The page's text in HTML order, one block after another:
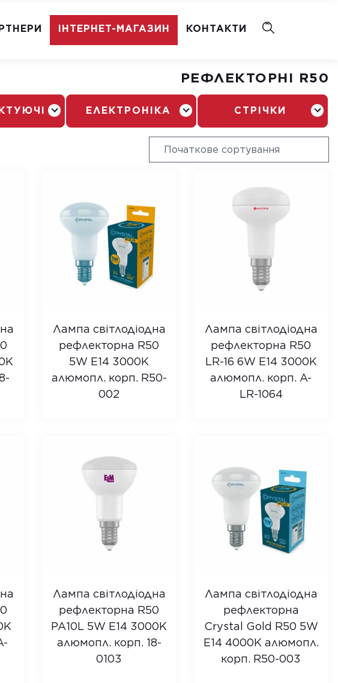
ІНТЕРНЕТ-МАГАЗИН КОНТАКТИ
РЕФЛЕКТОРНІ R50
ЕЛЕКТРОНІКА СТРІЧКИ
Лампа світлодіодна
рефлекторна R50
5W E14 3000K
алюмопл. корп. R50-
002
Лампа світлодіодна
рефлекторна R50
LR-16 6W E14 3000K
алюмопл. корп. A-
LR-1064
Лампа світлодіодна
рефлекторна R50
PA10L 5W E14 3000K
алюмопл. корп. 18-
0103
Лампа світлодіодна
рефлекторна
Crystal Gold R50 5W
E14 4000K алюмопл.
корп. R50-003